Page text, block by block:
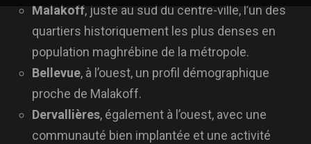
Malakoff, juste au sud du centre-ville, l’un des
quartiers historiquement les plus denses en
population maghrébine de la métropole.
Bellevue, à l’ouest, un profil démographique
proche de Malakoff.
Dervallières, également à l’ouest, avec une
communauté bien implantée et une activité